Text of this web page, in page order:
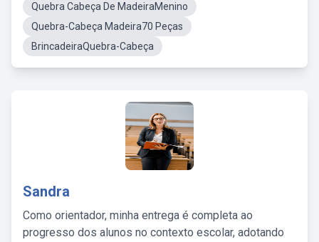
Quebra Cabeça De MadeiraMenino
Quebra-Cabeça Madeira70 Peças
BrincadeiraQuebra-Cabeça
Sandra
Como orientador, minha entrega é completa ao
progresso dos alunos no contexto escolar, adotando